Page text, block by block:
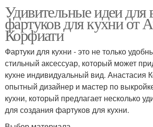
Удивительные идеи
фартуков для кухни от
Корфиати
Фартуки для кухни - это не только
стильный аксессуар, который может
кухне индивидуальный вид. Анастасия
опытный дизайнер и мастер по
кухни, который предлагает несколько
для создания фартуков для кухни.